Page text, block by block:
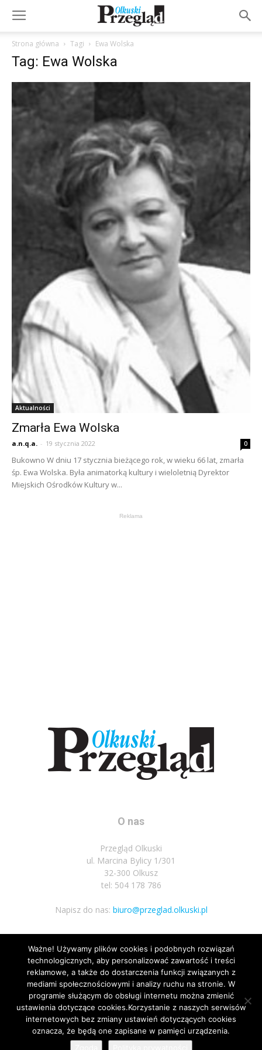
Strona główna Tagi Ewa Wolska
Tag: Ewa Wolska
Aktualności
Zmarła Ewa Wolska
a.n.q.a. - 19 stycznia 2022 0
Bukowno W dniu 17 stycznia bieżącego rok, w wieku 66 lat, zmarła
śp. Ewa Wolska. Była animatorką kultury i wieloletnią Dyrektor
Miejskich Ośrodków Kultury w...
Reklama
O nas
Przegląd Olkuski
ul. Marcina Bylicy 1/301
32-300 Olkusz
tel: 504 178 786
Napisz do nas: biuro@przeglad.olkuski.pl
Podążaj za nami
Nota prawna Polityka prywatnosci Kariera Regulamin
Ważne! Używamy plików cookies i podobnych rozwiązań
technologicznych, aby personalizować zawartość i treści
reklamowe, a także do dostarczenia funkcji związanych z
mediami społecznościowymi i analizy ruchu na stronie. W
programie służącym do obsługi internetu można zmienić
ustawienia dotyczące cookies.Korzystanie z naszych serwisów
internetowych bez zmiany ustawień dotyczących cookies
oznacza, że będą one zapisane w pamięci urządzenia.